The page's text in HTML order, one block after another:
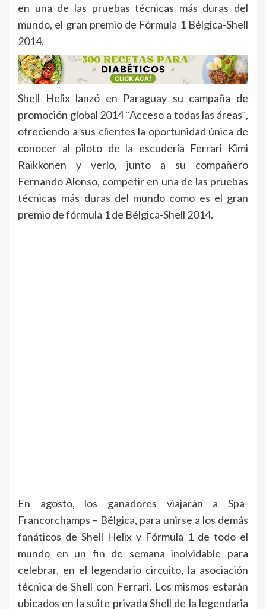
en una de las pruebas técnicas más duras del
mundo, el gran premio de Fórmula 1 Bélgica-Shell
2014.
Shell Helix lanzó en Paraguay su campaña de
promoción global 2014 ¨Acceso a todas las áreas¨,
ofreciendo a sus clientes la oportunidad única de
conocer al piloto de la escudería Ferrari Kimi
Raikkonen y verlo, junto a su compañero
Fernando Alonso, competir en una de las pruebas
técnicas más duras del mundo como es el gran
premio de fórmula 1 de Bélgica-Shell 2014.
En agosto, los ganadores viajarán a Spa-
Francorchamps – Bélgica, para unirse a los demás
fanáticos de Shell Helix y Fórmula 1 de todo el
mundo en un fin de semana inolvidable para
celebrar, en el legendario circuito, la asociación
técnica de Shell con Ferrari. Los mismos estarán
ubicados en la suite privada Shell de la legendaria